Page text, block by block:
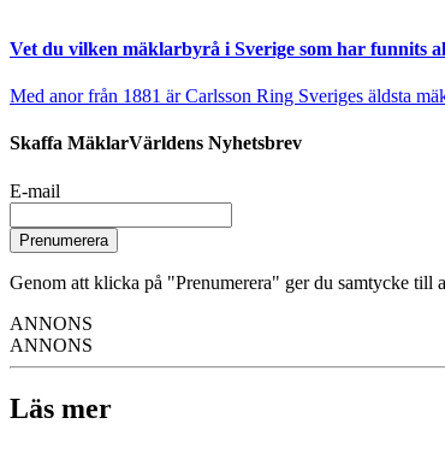
Vet du vilken mäklarbyrå i Sverige som har funnits
Med anor från 1881 är Carlsson Ring Sveriges äldsta
Skaffa MäklarVärldens Nyhetsbrev
E-mail
Prenumerera
Genom att klicka på "Prenumerera" ger du samtycke till
ANNONS
ANNONS
Läs mer